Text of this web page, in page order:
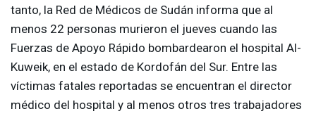
tanto, la Red de Médicos de Sudán informa que al
menos 22 personas murieron el jueves cuando las
Fuerzas de Apoyo Rápido bombardearon el hospital Al-
Kuweik, en el estado de Kordofán del Sur. Entre las
víctimas fatales reportadas se encuentran el director
médico del hospital y al menos otros tres trabajadores